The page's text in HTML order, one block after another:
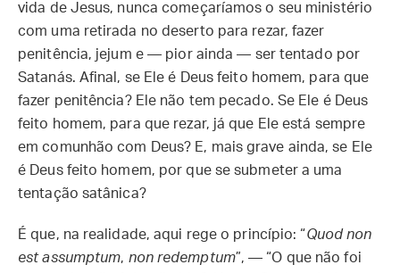
vida de Jesus, nunca começaríamos o seu ministério
com uma retirada no deserto para rezar, fazer
penitência, jejum e — pior ainda — ser tentado por
Satanás. Afinal, se Ele é Deus feito homem, para que
fazer penitência? Ele não tem pecado. Se Ele é Deus
feito homem, para que rezar, já que Ele está sempre
em comunhão com Deus? E, mais grave ainda, se Ele
é Deus feito homem, por que se submeter a uma
tentação satânica?
É que, na realidade, aqui rege o princípio: “Quod non
est assumptum, non redemptum”, — “O que não foi